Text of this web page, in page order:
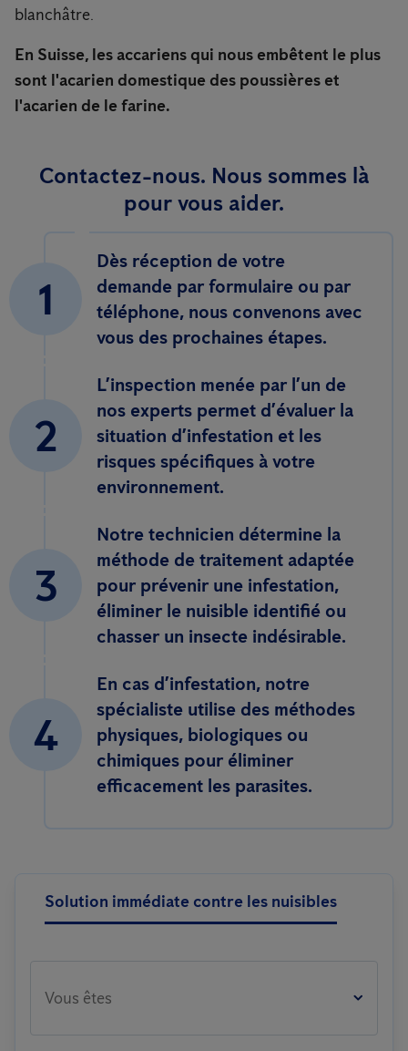
blanchâtre.
En Suisse, les accariens qui nous embêtent le plus
sont l'acarien domestique des poussières et
l'acarien de le farine.
Contactez-nous. Nous sommes là
pour vous aider.
1
Dès réception de votre
demande par formulaire ou par
téléphone, nous convenons avec
vous des prochaines étapes.
2
L’inspection menée par l’un de
nos experts permet d’évaluer la
situation d’infestation et les
risques spécifiques à votre
environnement.
3
Notre technicien détermine la
méthode de traitement adaptée
pour prévenir une infestation,
éliminer le nuisible identifié ou
chasser un insecte indésirable.
4
En cas d’infestation, notre
spécialiste utilise des méthodes
physiques, biologiques ou
chimiques pour éliminer
efficacement les parasites.
Solution immédiate contre les nuisibles
Vous êtes